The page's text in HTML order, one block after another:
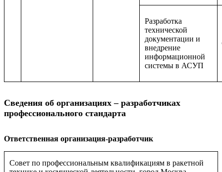
Разработка
технической
документации и
внедрение
информационной
системы в АСУП
Сведения об организациях – разработчиках
профессионального стандарта
Ответственная организация-разработчик
Совет по профессиональным квалификациям в ракетной